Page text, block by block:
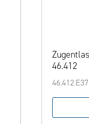
46.412